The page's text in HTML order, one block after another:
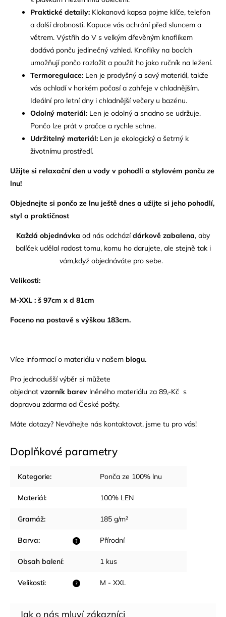
Praktické detaily: Klokanová kapsa pojme klíče, telefon
a další drobnosti. Kapuce vás ochrání před sluncem a
větrem. Výstřih do V s velkým dřevěným knoflíkem
dodává ponču jedinečný vzhled. Knoflíky na bocích
umožňují pončo rozložit a použít ho jako ručník na ležení.
Termoregulace: Len je prodyšný a savý materiál, takže
vás ochladí v horkém počasí a zahřeje v chladnějším.
Ideální pro letní dny i chladnější večery u bazénu.
Odolný materiál: Len je odolný a snadno se udržuje.
Pončo lze prát v pračce a rychle schne.
Udržitelný materiál: Len je ekologický a šetrný k
životnímu prostředí.
Užijte si relaxační den u vody v pohodlí a stylovém ponču ze
lnu!
Objednejte si pončo ze lnu ještě dnes a užijte si jeho pohodlí,
styl a praktičnost
Každá objednávka od nás odchází dárkově zabalena, aby
balíček udělal radost tomu, komu ho darujete, ale stejně tak i
vám,když objednáváte pro sebe.
Velikosti:
M-XXL : š 97cm x d 81cm
Foceno na postavě s výškou 183cm.
Více informací o materiálu v našem blogu.
Pro jednodušší výběr si můžete
objednat vzorník barev lněného materiálu za 89,-Kč s
dopravou zdarma od České pošty.
Máte dotazy? Neváhejte nás kontaktovat, jsme tu pro vás!
Doplňkové parametry
Kategorie: Ponča ze 100% lnu
Materiál: 100% LEN
Gramáž: 185 g/m²
?
Barva: Přírodní
Obsah balení: 1 kus
?
Velikosti: M - XXL